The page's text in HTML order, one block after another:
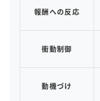
報酬への反応
衝動制御
動機づけ